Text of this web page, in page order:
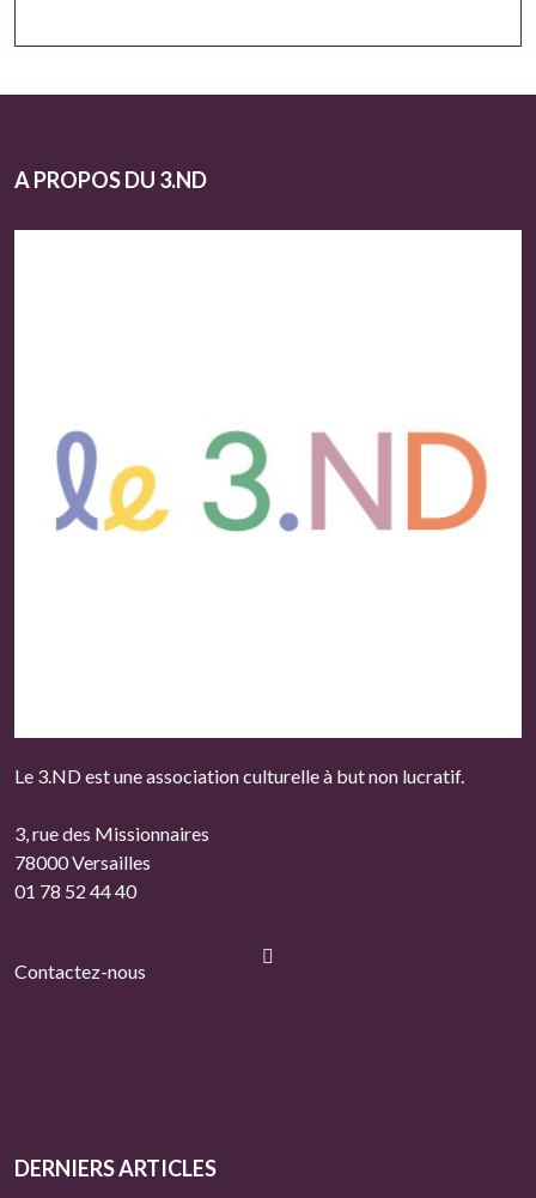
A PROPOS DU 3.ND
Le 3.ND est une association culturelle à but non lucratif.
3, rue des Missionnaires
78000 Versailles
01 78 52 44 40
Contactez-nous
DERNIERS ARTICLES